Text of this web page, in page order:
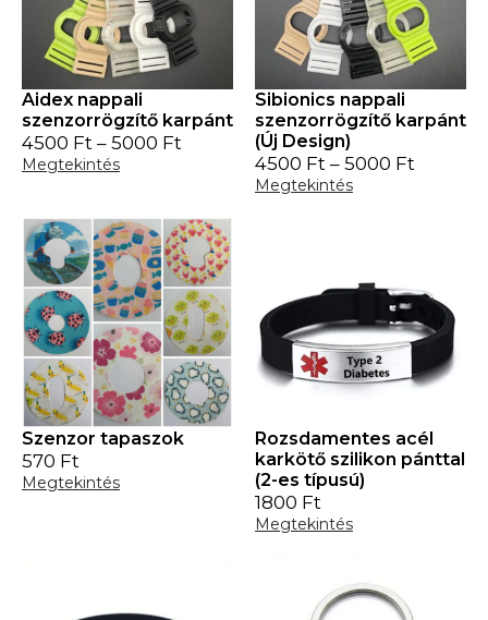
Aidex nappali
szenzorrögzítő karpánt
4500 Ft – 5000 Ft
Megtekintés
Sibionics nappali
szenzorrögzítő karpánt
(Új Design)
4500 Ft – 5000 Ft
Megtekintés
Szenzor tapaszok
570 Ft
Megtekintés
Rozsdamentes acél
karkötő szilikon pánttal
(2-es típusú)
1800 Ft
Megtekintés